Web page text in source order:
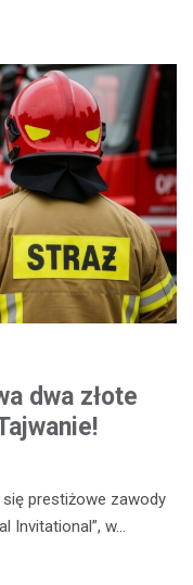
dwa złote
się prestiżowe zawody
Invitational”, w…